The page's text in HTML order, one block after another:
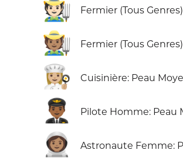
🧑🏻‍🌾 Fermier (Tous
🧑🏽‍🌾 Fermier (Tous
👩🏼‍🍳 Cuisinière: Peau
👨🏾‍✈️ Pilote Homme: Peau
👩🏽‍🚀 Astronaute Femme: